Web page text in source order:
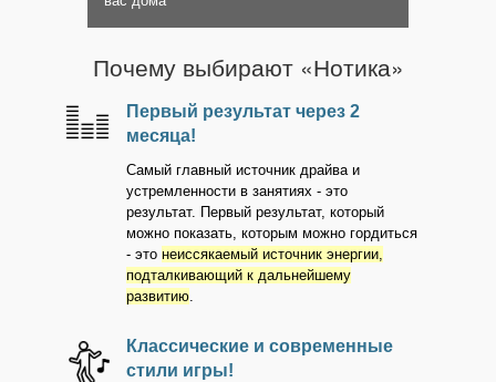
Почему выбирают «Нотика»
Первый результат через 2
месяца!
Самый главный источник драйва и
устремленности в занятиях - это
результат. Первый результат, который
можно показать, которым можно гордиться
- это неиссякаемый источник энергии,
подталкивающий к дальнейшему
развитию.
Классические и современные
стили игры!